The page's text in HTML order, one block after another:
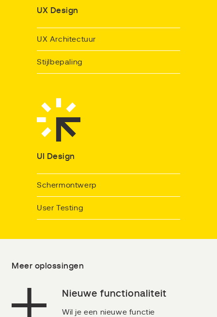
UX Design
UX Architectuur
Stijlbepaling
UI Design
Schermontwerp
User Testing
Meer oplossingen
Nieuwe functionaliteit
Wil je een nieuwe functie